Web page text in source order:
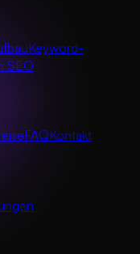
Keyword-
SEO
FAQKontakt